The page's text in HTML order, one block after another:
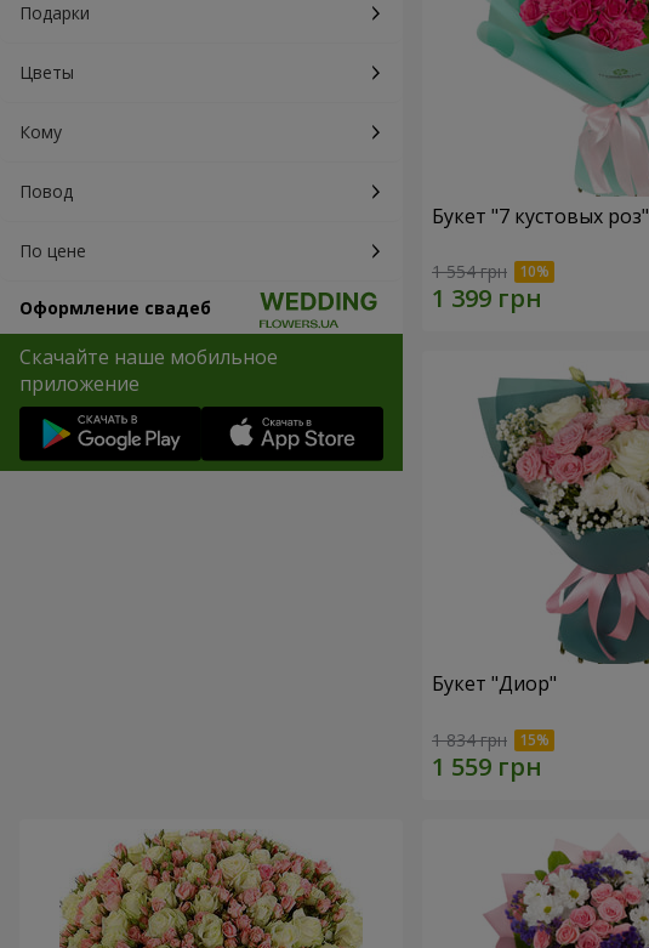
Подарки
Цветы
Кому
Повод
По цене
Оформление свадеб
Скачайте наше мобильное
приложение
Букет "7 кустовых роз"
1 554 грн
Букет "Диор"
1 834 грн